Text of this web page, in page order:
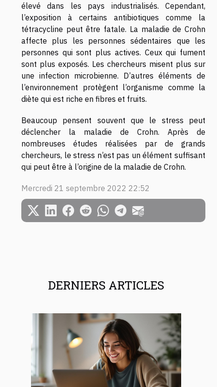
DERNIERS ARTICLES
élevé dans les pays industrialisés. Cependant,
l’exposition à certains antibiotiques comme la
tétracycline peut être fatale. La maladie de Crohn
affecte plus les personnes sédentaires que les
personnes qui sont plus actives. Ceux qui fument
sont plus exposés. Les chercheurs misent plus sur
une infection microbienne. D’autres éléments de
l’environnement protègent l’organisme comme la
diète qui est riche en fibres et fruits.
Beaucoup pensent souvent que le stress peut
déclencher la maladie de Crohn. Après de
nombreuses études réalisées par de grands
chercheurs, le stress n’est pas un élément suffisant
qui peut être à l’origine de la maladie de Crohn.
Mercredi 21 septembre 2022 22:52